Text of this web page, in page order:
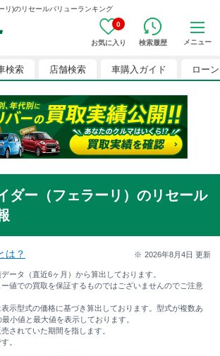
リ)のリセールバリューランキング
0
お気に入り 検索履歴 メニュー
検索 店舗検索 車購入ガイド ローン
ダー（フェラーリ）のリセール
は？ 2026年8月4日 更新
ータ（直近6ヶ月）から算出しております。
値での買取を保証するものではございませんのでご注意
示型式の価格に基づき算出しております。型式が複数あ
小値と最大値を表示しております。
されていた期間を指します。
。